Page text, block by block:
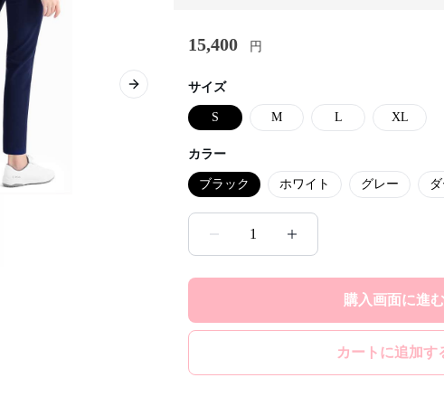
Next slide
15,400 円
サイズ
S M L XL
カラー
ブラック ホワイト グレー
1
購入画面に進む
カートに追加す